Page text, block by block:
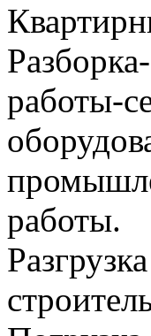
работы-
работы.